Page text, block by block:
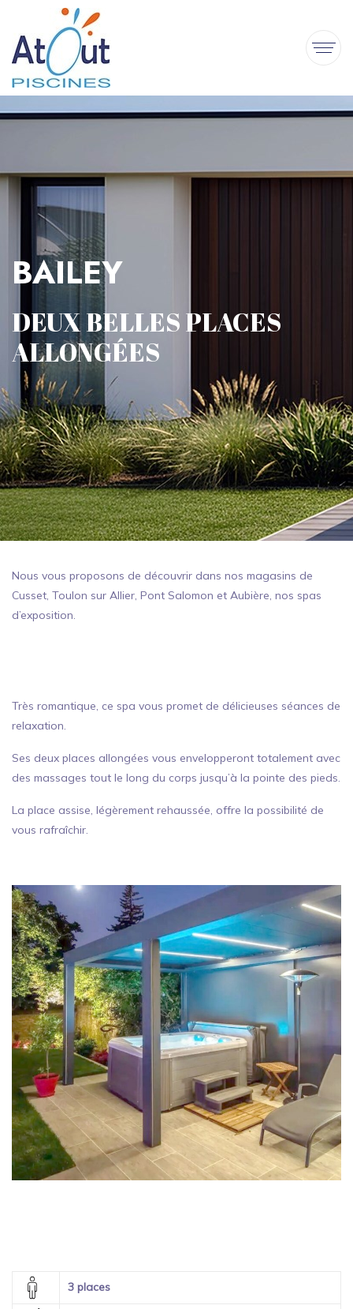
BAILEY
DEUX BELLES PLACES
ALLONGÉES
Nous vous proposons de découvrir dans nos magasins de
Cusset, Toulon sur Allier, Pont Salomon et Aubière, nos spas
d’exposition.
Très romantique, ce spa vous promet de délicieuses séances de
relaxation.
Ses deux places allongées vous envelopperont totalement avec
des massages tout le long du corps jusqu’à la pointe des pieds.
La place assise, légèrement rehaussée, offre la possibilité de
vous rafraîchir.
3 places